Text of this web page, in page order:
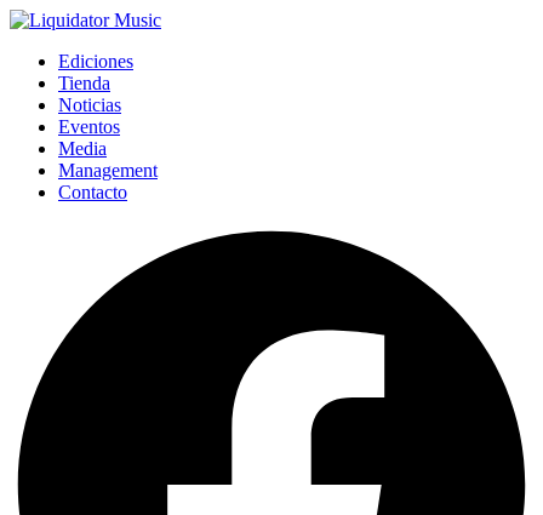
Ediciones
Tienda
Noticias
Eventos
Media
Management
Contacto